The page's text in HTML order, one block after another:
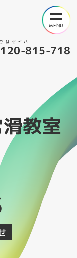
はセイハ
815-718
教室